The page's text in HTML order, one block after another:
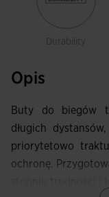
Durability
Opis
Buty do biegów
długich
priorytetowo
ochronę.